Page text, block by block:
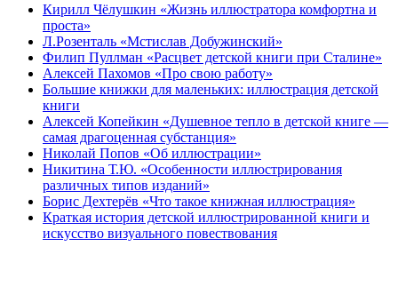
Кирилл Чёлушкин «Жизнь иллюстратора комфортна и
проста»
Л.Розенталь «Мстислав Добужинский»
Филип Пуллман «Расцвет детской книги при Сталине»
Алексей Пахомов «Про свою работу»
Большие книжки для маленьких: иллюстрация детской
книги
Алексей Копейкин «Душевное тепло в детской книге —
самая драгоценная субстанция»
Николай Попов «Об иллюстрации»
Никитина Т.Ю. «Особенности иллюстрирования
различных типов изданий»
Борис Дехтерёв «Что такое книжная иллюстрация»
Краткая история детской иллюстрированной книги и
искусство визуального повествования